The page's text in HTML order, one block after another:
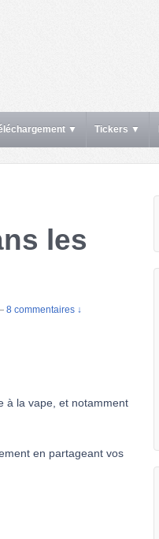
▼ Tickers ▼
les
8 commentaires ↓
à la vape, et notamment
en partageant vos